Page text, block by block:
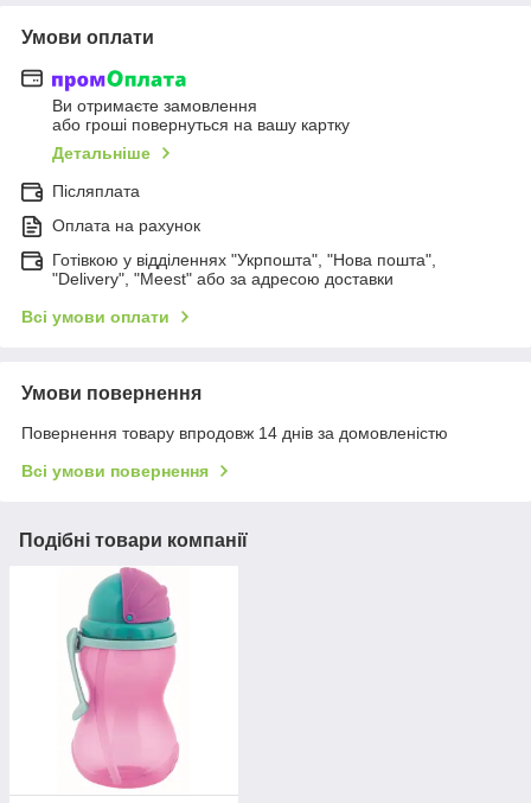
Умови оплати
Ви отримаєте замовлення
або гроші повернуться на вашу картку
Детальніше
Післяплата
Оплата на рахунок
Готівкою у відділеннях "Укрпошта", "Нова пошта",
"Delivery", "Meest" або за адресою доставки
Всі умови оплати
Умови повернення
Повернення товару впродовж 14 днів за домовленістю
Всі умови повернення
Подібні товари компанії